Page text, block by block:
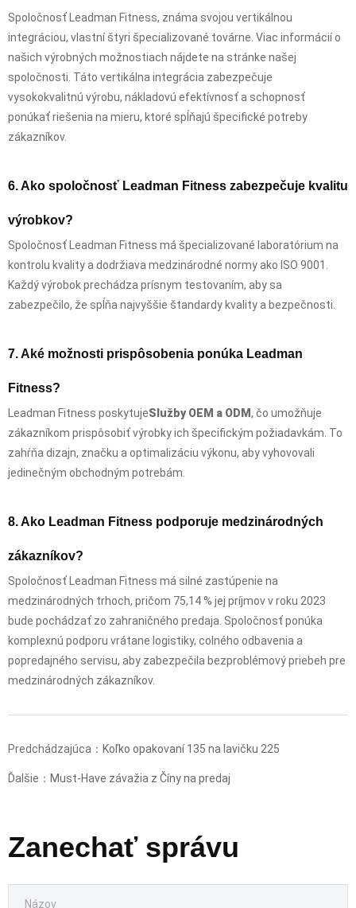
Spoločnosť Leadman Fitness, známa svojou vertikálnou
integráciou, vlastní štyri špecializované továrne. Viac informácií o
našich výrobných možnostiach nájdete na stránke našej
spoločnosti. Táto vertikálna integrácia zabezpečuje
vysokokvalitnú výrobu, nákladovú efektívnosť a schopnosť
ponúkať riešenia na mieru, ktoré spĺňajú špecifické potreby
zákazníkov.
6. Ako spoločnosť Leadman Fitness zabezpečuje kvalitu
výrobkov?
Spoločnosť Leadman Fitness má špecializované laboratórium na
kontrolu kvality a dodržiava medzinárodné normy ako ISO 9001.
Každý výrobok prechádza prísnym testovaním, aby sa
zabezpečilo, že spĺňa najvyššie štandardy kvality a bezpečnosti.
7. Aké možnosti prispôsobenia ponúka Leadman
Fitness?
Leadman Fitness poskytujeSlužby OEM a ODM, čo umožňuje
zákazníkom prispôsobiť výrobky ich špecifickým požiadavkám. To
zahŕňa dizajn, značku a optimalizáciu výkonu, aby vyhovovali
jedinečným obchodným potrebám.
8. Ako Leadman Fitness podporuje medzinárodných
zákazníkov?
Spoločnosť Leadman Fitness má silné zastúpenie na
medzinárodných trhoch, pričom 75,14 % jej príjmov v roku 2023
bude pochádzať zo zahraničného predaja. Spoločnosť ponúka
komplexnú podporu vrátane logistiky, colného odbavenia a
popredajného servisu, aby zabezpečila bezproblémový priebeh pre
medzinárodných zákazníkov.
Predchádzajúca： Koľko opakovaní 135 na lavičku 225
Ďalšie： Must-Have závažia z Číny na predaj
Zanechať správu